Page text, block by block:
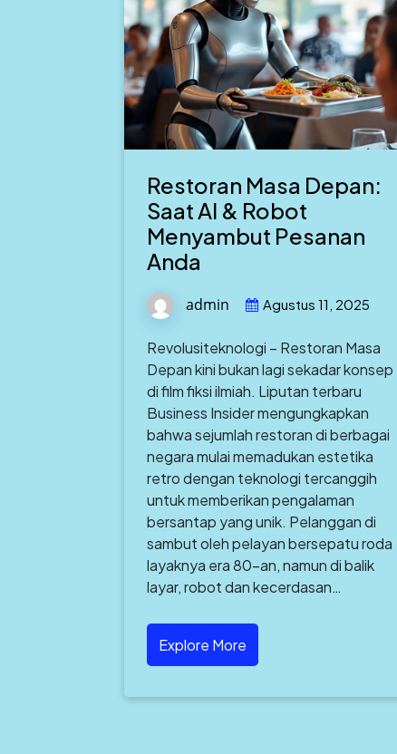
Restoran Masa Depan:
Saat AI & Robot
Menyambut Pesanan
Anda
admin Agustus 11, 2025
Revolusiteknologi – Restoran Masa
Depan kini bukan lagi sekadar konsep
di film fiksi ilmiah. Liputan terbaru
Business Insider mengungkapkan
bahwa sejumlah restoran di berbagai
negara mulai memadukan estetika
retro dengan teknologi tercanggih
untuk memberikan pengalaman
bersantap yang unik. Pelanggan di
sambut oleh pelayan bersepatu roda
layaknya era 80-an, namun di balik
layar, robot dan kecerdasan…
Explore More